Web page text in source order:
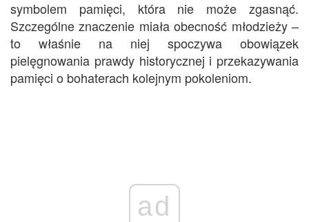
symbolem pamięci, która nie może zgasnąć.
Szczególne znaczenie miała obecność młodzieży –
to właśnie na niej spoczywa obowiązek
pielęgnowania prawdy historycznej i przekazywania
pamięci o bohaterach kolejnym pokoleniom.
ad